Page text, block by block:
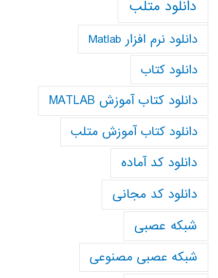
دانلود متلب
دانلود نرم افزار Matlab
دانلود کتاب
دانلود کتاب آموزش MATLAB
دانلود کتاب آموزش متلب
دانلود کد آماده
دانلود کد مجانی
شبکه عصبی
شبکه عصبی مصنوعی